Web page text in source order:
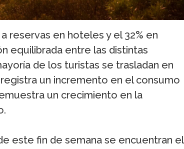
reservas en hoteles y el 32% en
equilibrada entre las distintas
de los turistas se trasladan en
un incremento en el consumo
un crecimiento en la
este fin de semana se encuentran el